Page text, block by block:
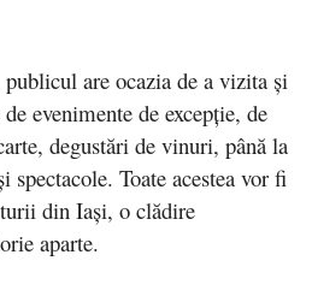
publicul are ocazia de a vizita și
evenimente de excepție, de
degustări de vinuri, până la
spectacole. Toate acestea vor fi
din Iași, o clădire
aparte.